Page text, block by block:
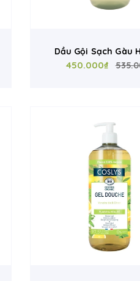
Dầu Gội Sạch Gàu
Coslys 500ml - Hỗ
450.000₫